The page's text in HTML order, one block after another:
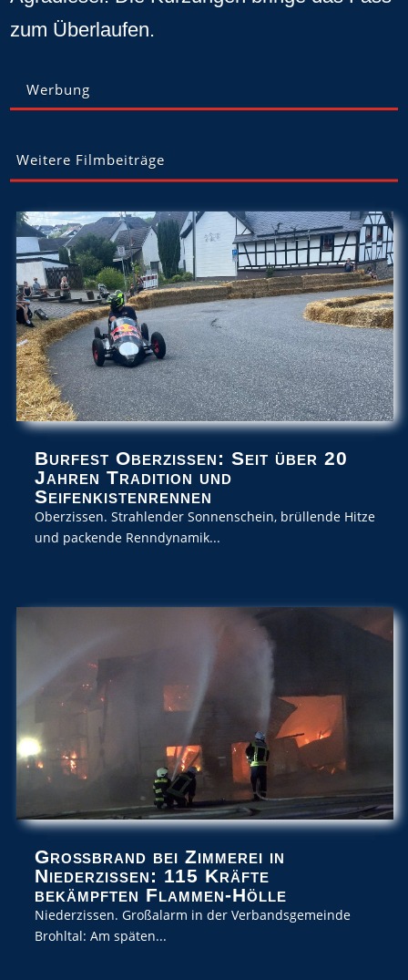
zum Überlaufen.
Werbung
Weitere Filmbeiträge
Burfest Oberzissen: Seit über 20
Jahren Tradition und
Seifenkistenrennen
Oberzissen. Strahlender Sonnenschein, brüllende Hitze
und packende Renndynamik...
Großbrand bei Zimmerei in
Niederzissen: 115 Kräfte
bekämpften Flammen-Hölle
Niederzissen. Großalarm in der Verbandsgemeinde
Brohltal: Am späten...